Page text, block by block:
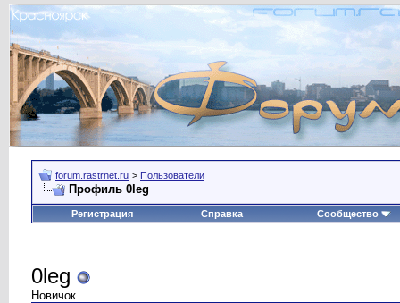
forum.rastrnet.ru > Пользователи
Профиль 0leg
Регистрация Справка Сообщество
0leg
Новичок